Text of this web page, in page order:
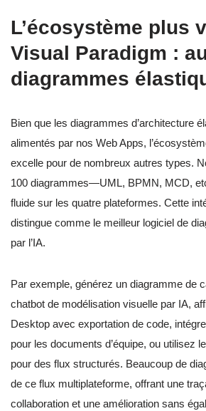
L’écosystème plus
Visual Paradigm :
diagrammes
Bien que les diagrammes d’architecture
alimentés par nos Web Apps,
excelle pour de nombreux autres types.
100 diagrammes—UML, BPMN, MCD,
fluide sur les quatre plateformes. Cette
distingue comme le meilleur logiciel de
par l’IA.
Par exemple, générez un diagramme de
chatbot de modélisation visuelle par IA,
Desktop avec exportation de code,
pour les documents d’équipe, ou utilisez
pour des flux structurés. Beaucoup de
de ce flux multiplateforme, offrant une
collaboration et une amélioration sans